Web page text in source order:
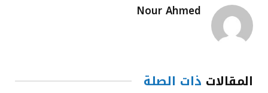
Nour Ahmed
المقالات ذات الصلة